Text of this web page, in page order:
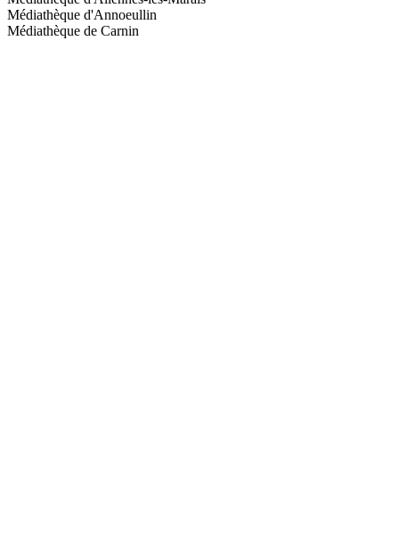
Médiathèque d'Annoeullin
Médiathèque de Carnin